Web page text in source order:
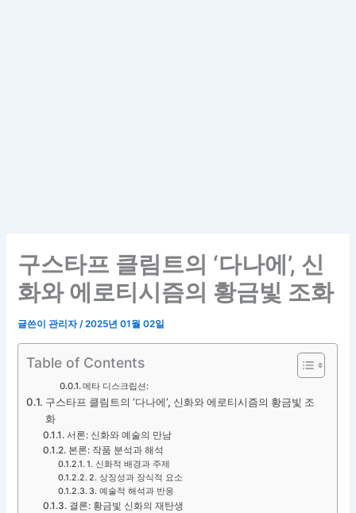
구스타프 클림트의 ‘다나에’, 신
화와 에로티시즘의 황금빛 조화
글쓴이관리자/2025년 01월 02일
Table of Contents
메타 디스크립션:
구스타프 클림트의 ‘다나에’, 신화와 에로티시즘의 황금빛 조
화
서론: 신화와 예술의 만남
본론: 작품 분석과 해석
1. 신화적 배경과 주제
2. 상징성과 장식적 요소
3. 예술적 해석과 반응
결론: 황금빛 신화의 재탄생